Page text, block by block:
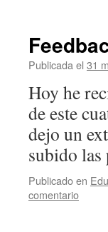
Publicada el 31
Hoy he
de este
dejo un
subido
Publicado en
comentario